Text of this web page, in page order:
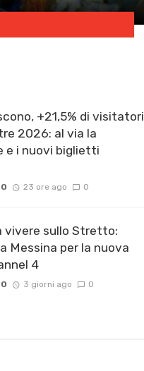
+21,5% di visitatori
2026: al via la
e i nuovi biglietti
23 ore ago 0
vivere sullo Stretto:
Messina per la nuova
4
3 giorni ago 0